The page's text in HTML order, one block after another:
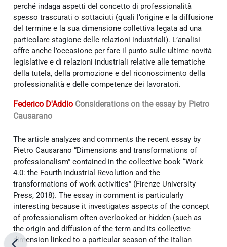
perché indaga aspetti del concetto di professionalità
spesso trascurati o sottaciuti (quali l’origine e la diffusione
del termine e la sua dimensione collettiva legata ad una
particolare stagione delle relazioni industriali). L’analisi
offre anche l’occasione per fare il punto sulle ultime novità
legislative e di relazioni industriali relative alle tematiche
della tutela, della promozione e del riconoscimento della
professionalità e delle competenze dei lavoratori.
Federico D'Addio Considerations on the essay by Pietro
Causarano
The article analyzes and comments the recent essay by
Pietro Causarano “Dimensions and transformations of
professionalism” contained in the collective book “Work
4.0: the Fourth Industrial Revolution and the
transformations of work activities” (Firenze University
Press, 2018). The essay in comment is particularly
interesting because it investigates aspects of the concept
of professionalism often overlooked or hidden (such as
the origin and diffusion of the term and its collective
dimension linked to a particular season of the Italian